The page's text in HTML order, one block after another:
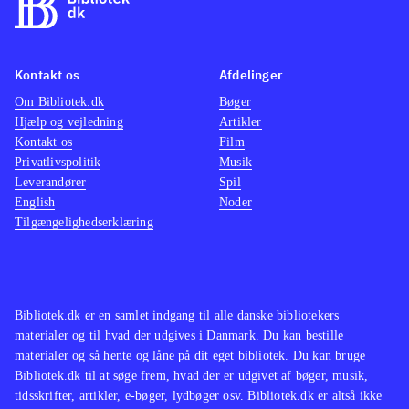
ikke spilbart men består kun af
mellemsekvenserne fra spillet.
og selve spillet er forbedret og med
mere indhold
Spilserien "Final Fantasy" er en af de
mest populære indenfor genren, i
både Vesten og Østen men ellers har
Sony efterhånden genudgivet flere af
de ældre PS2-klassikere i serien
and Daxter trilogy.
God opdatering af en spilklassiker
med mere indhold og flottere grafik,
stadig med småproblemer i spillet
Bibliotek.dk er en samlet indgang til alle danske bibliotekers
materialer og til hvad der udgives i Danmark. Du kan bestille
materialer og så hente og låne på dit eget bibliotek. Du kan bruge
Bibliotek.dk til at søge frem, hvad der er udgivet af bøger, musik,
tidsskrifter, artikler, e-bøger, lydbøger osv. Bibliotek.dk er altså ikke
Kontakt os
Om Bibliotek.dk
Hjælp og vejledning
Kontakt os
Privatlivspolitik
Leverandører
English
Tilgængelighedserklæring
Afdelinger
Bøger
Artikler
Film
Musik
Spil
Noder